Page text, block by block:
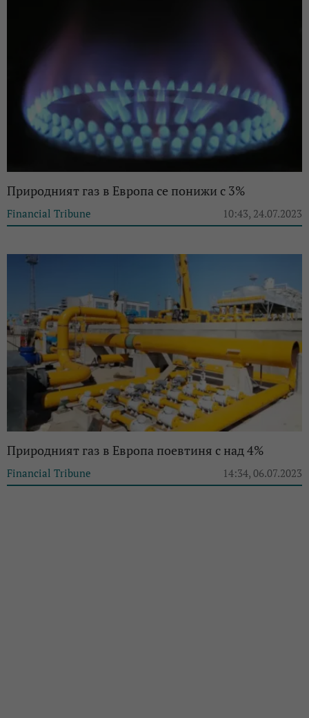
Природният газ в Европа се понижи с 3%
Financial Tribune 10:43, 24.07.2023
Природният газ в Европа поевтиня с над 4%
Financial Tribune 14:34, 06.07.2023